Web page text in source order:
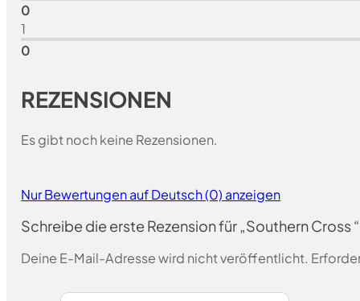
0
1
0
REZENSIONEN
Es gibt noch keine Rezensionen.
Nur Bewertungen auf Deutsch (0) anzeigen
Schreibe die erste Rezension für „Southern
Deine E-Mail-Adresse wird nicht veröffentlicht.